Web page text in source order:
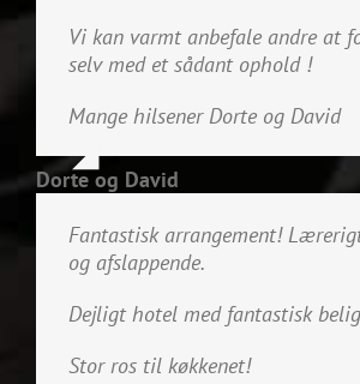
Vi kan varmt anbefale andre at
selv med et sådant ophold !
Mange hilsener Dorte og David
Dorte og David
Fantastisk arrangement!
og afslappende.
Dejligt hotel med fantastisk
Stor ros til køkkenet!